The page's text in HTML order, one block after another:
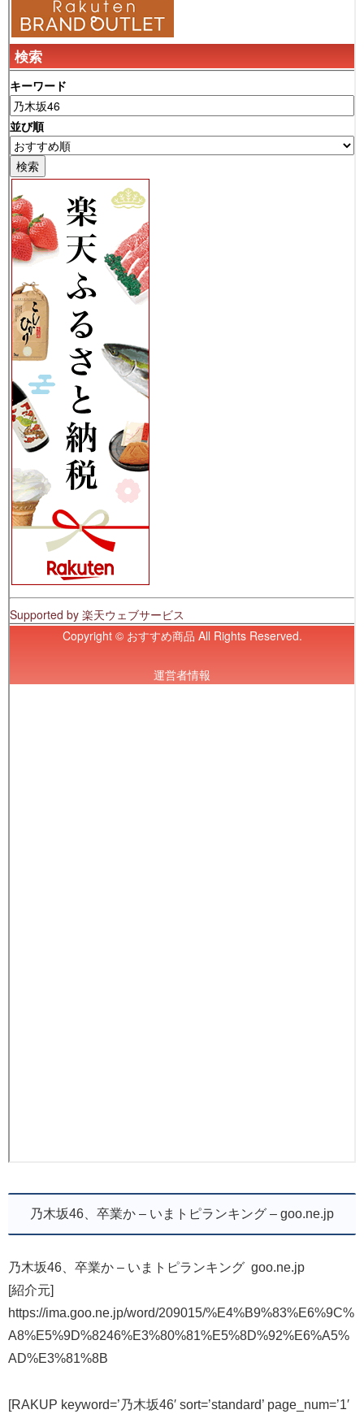
乃木坂46、卒業か – いまトピランキング – goo.ne.jp
乃木坂46、卒業か – いまトピランキング goo.ne.jp
[紹介元]
https://ima.goo.ne.jp/word/209015/%E4%B9%83%E6%9C%
A8%E5%9D%8246%E3%80%81%E5%8D%92%E6%A5%
AD%E3%81%8B
[RAKUP keyword=’乃木坂46′ sort=’standard’ page_num=’1′